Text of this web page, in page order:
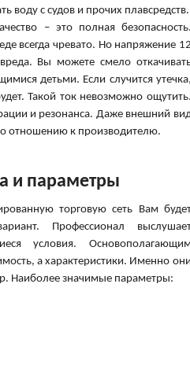
воду с судов и прочих плавсредств.
– это полная
всегда чревато. Но напряжение
Вы можете смело
детьми. Если случится
Такой ток невозможно
и резонанса. Даже внешний
отношению к производителю.
и параметры
торговую сеть Вам
Профессионал
условия.
а характеристики. Именно
Наиболее значимые параметры: